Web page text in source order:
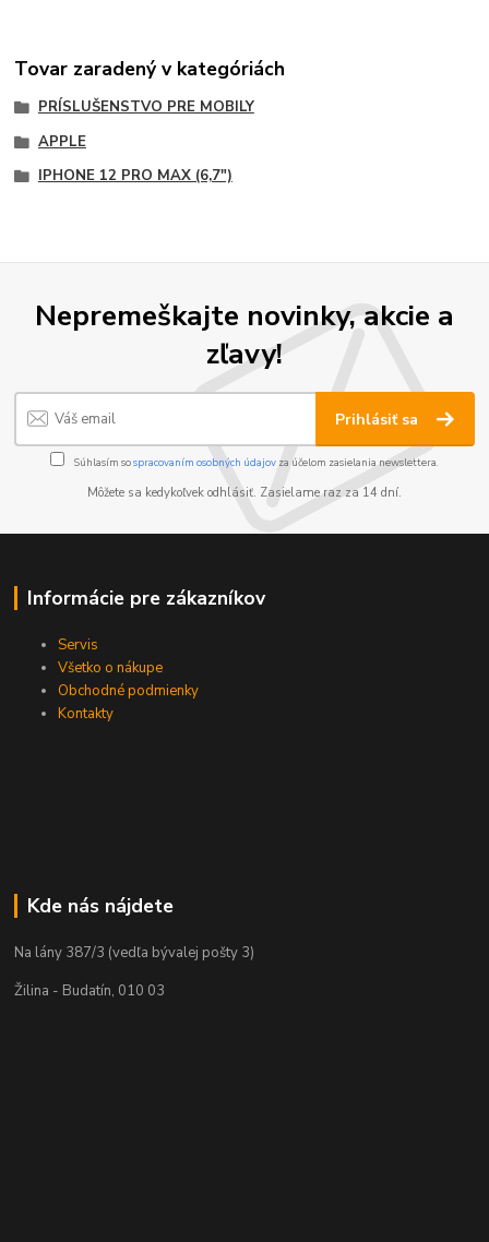
Tovar zaradený v kategóriách
PRÍSLUŠENSTVO PRE MOBILY
APPLE
IPHONE 12 PRO MAX (6,7")
Nepremeškajte novinky, akcie a
zľavy!
Prihlásiť sa
Súhlasím sospracovaním osobných údajov za účelom zasielania newslettera.
Môžete sa kedykoľvek odhlásiť. Zasielame raz za 14 dní.
Informácie pre zákazníkov
Servis
Všetko o nákupe
Obchodné podmienky
Kontakty
Kde nás nájdete
Na lány 387/3 (vedľa bývalej pošty 3)
Žilina - Budatín, 010 03